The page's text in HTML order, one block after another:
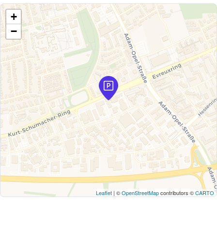
+
−
Leaflet | ©OpenStreetMapcontributors ©CARTO